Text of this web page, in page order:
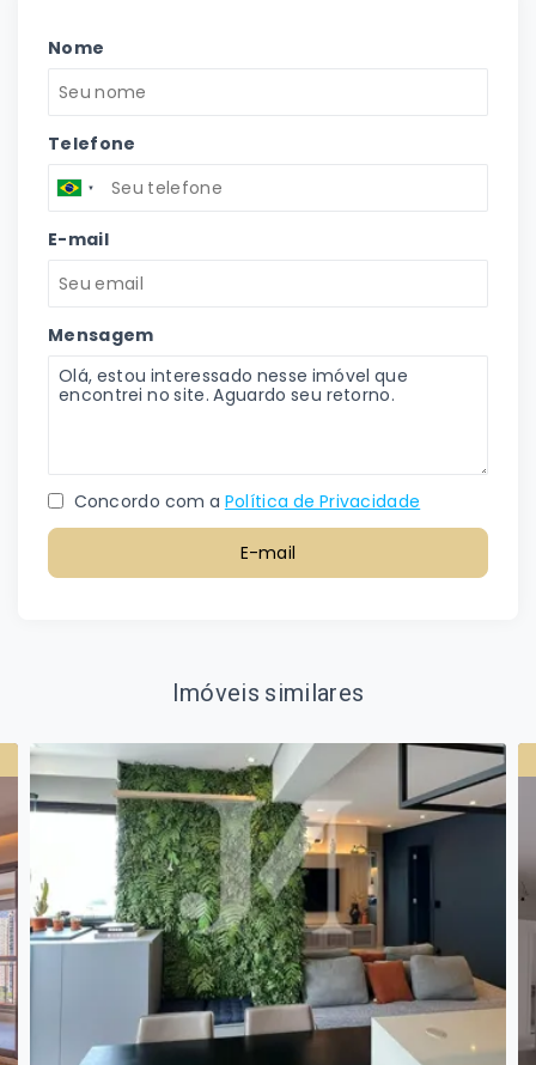
Nome
Telefone
E-mail
Mensagem
Concordo com a Política de Privacidade
E-mail
Imóveis similares